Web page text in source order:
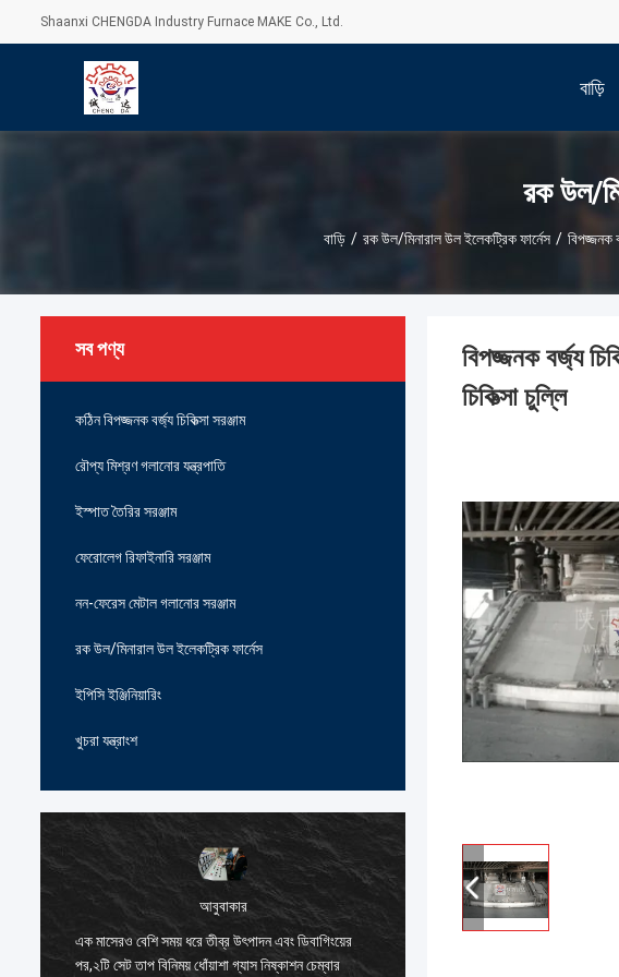
Shaanxi CHENGDA Industry Furnace MAKE Co., Ltd.
বাড়ি
রক উল/
বাড়ি / রক উল/মিনারাল উল ইলেকট্রিক ফার্নেস / বিপজ্জনক
সব পণ্য
কঠিন বিপজ্জনক বর্জ্য চিকিত্সা সরঞ্জাম
রৌপ্য মিশ্রণ গলানোর যন্ত্রপাতি
ইস্পাত তৈরির সরঞ্জাম
ফেরোলেগ রিফাইনারি সরঞ্জাম
নন-ফেরেস মেটাল গলানোর সরঞ্জাম
রক উল/মিনারাল উল ইলেকট্রিক ফার্নেস
ইপিসি ইঞ্জিনিয়ারিং
খুচরা যন্ত্রাংশ
আবুবাকার
এক মাসেরও বেশি সময় ধরে তীব্র উৎপাদন এবং ডিবাগিংয়ের
পর,২টি সেট তাপ বিনিময় ধোঁয়াশা গ্যাস নিষ্কাশন চেম্বার
বিপজ্জনক বর্জ্য
চিকিত্সা চুল্লি